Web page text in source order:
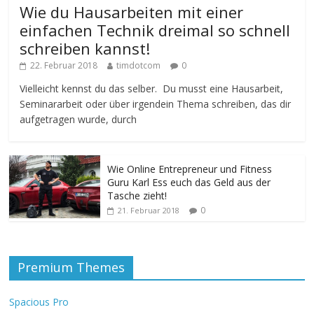
Wie du Hausarbeiten mit einer
einfachen Technik dreimal so schnell
schreiben kannst!
22. Februar 2018 timdotcom 0
Vielleicht kennst du das selber. Du musst eine Hausarbeit,
Seminararbeit oder über irgendein Thema schreiben, das dir
aufgetragen wurde, durch
Wie Online Entrepreneur und Fitness
Guru Karl Ess euch das Geld aus der
Tasche zieht!
21. Februar 2018 0
Premium Themes
Spacious Pro